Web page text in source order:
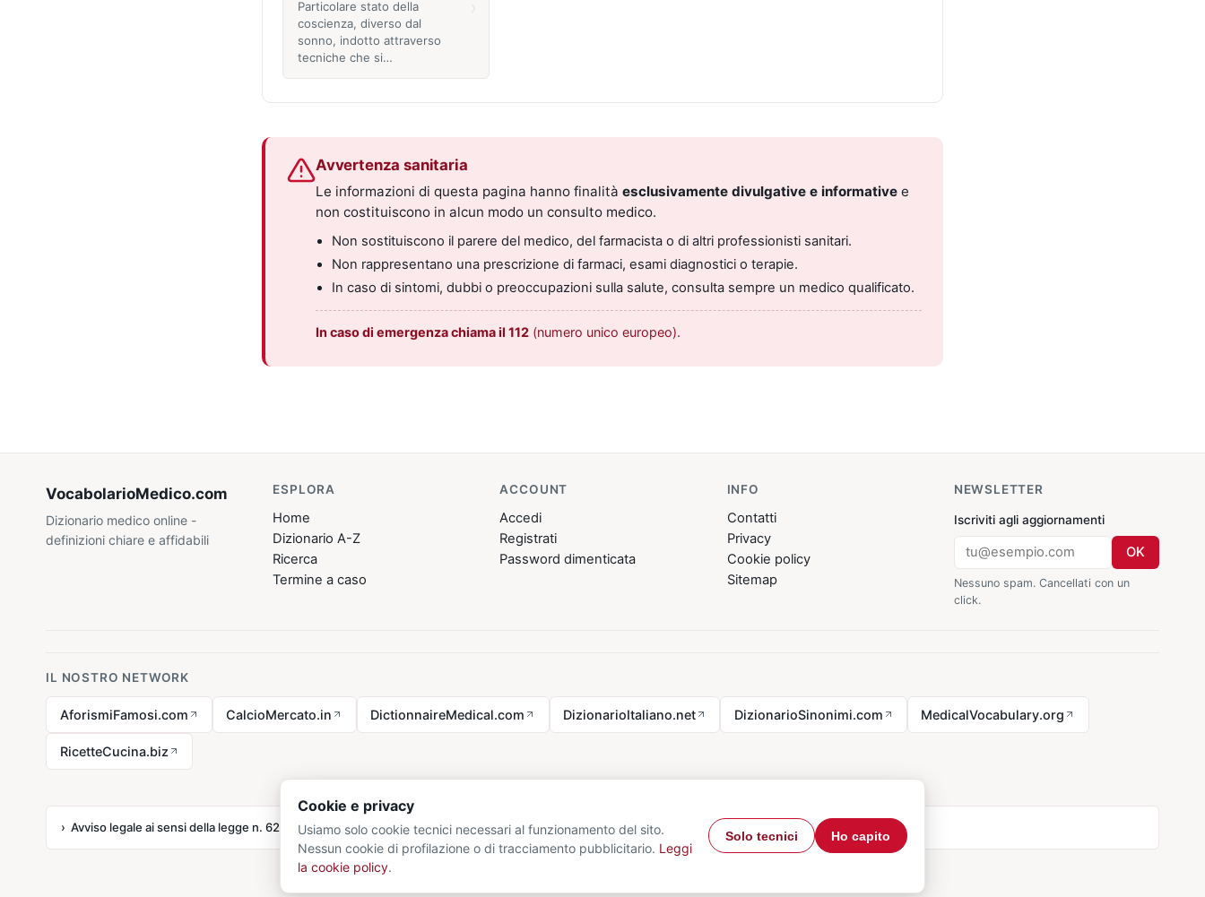
Particolare stato della
coscienza, diverso dal
sonno, indotto attraverso
tecniche che si…
Avvertenza sanitaria
Le informazioni di questa pagina hanno finalità esclusivamente divulgative e informative e
non costituiscono in alcun modo un consulto medico.
Non sostituiscono il parere del medico, del farmacista o di altri professionisti sanitari.
Non rappresentano una prescrizione di farmaci, esami diagnostici o terapie.
In caso di sintomi, dubbi o preoccupazioni sulla salute, consulta sempre un medico qualificato.
In caso di emergenza chiama il 112 (numero unico europeo).
VocabolarioMedico.com
Dizionario medico online -
definizioni chiare e affidabili
ESPLORA
Home
Dizionario A-Z
Ricerca
Termine a caso
ACCOUNT
Accedi
Registrati
Password dimenticata
INFO
Contatti
Privacy
Cookie policy
Sitemap
NEWSLETTER
Iscriviti agli aggiornamenti
OK
Nessuno spam. Cancellati con un
click.
IL NOSTRO NETWORK
AforismiFamosi.com CalcioMercato.in DictionnaireMedical.com DizionarioItaliano.net DizionarioSinonimi.com MedicalVocabulary.org
RicetteCucina.biz
Avviso legale ai sensi della legge n. 62 del 07.03.2001
© 2026 VocabolarioMedico.com - tutti i diritti riservati.
Cookie e privacy
Usiamo solo cookie tecnici necessari al funzionamento del sito.
Nessun cookie di profilazione o di tracciamento pubblicitario. Leggi
la cookie policy.
Solo tecnici Ho capito